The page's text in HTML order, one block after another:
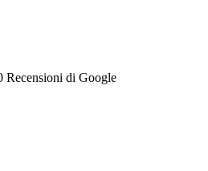
Recensioni di Google